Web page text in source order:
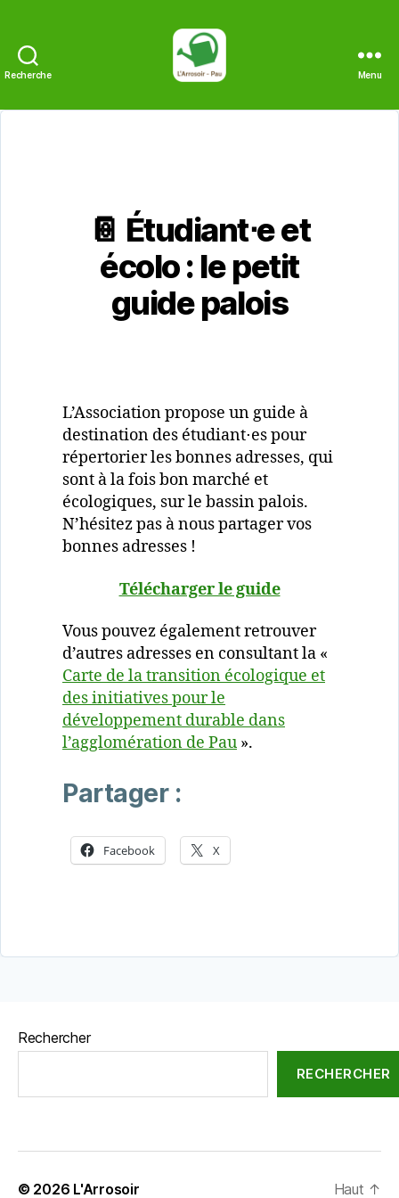
Recherche Menu
📔 Étudiant⋅e et
écolo : le petit
guide palois
L’Association propose un guide à
destination des étudiant⋅es pour
répertorier les bonnes adresses, qui
sont à la fois bon marché et
écologiques, sur le bassin palois.
N’hésitez pas à nous partager vos
bonnes adresses !
Télécharger le guide
Vous pouvez également retrouver
d’autres adresses en consultant la «
Carte de la transition écologique et
des initiatives pour le
développement durable dans
l’agglomération de Pau ».
Partager :
Facebook X
Rechercher
RECHERCHER
© 2026 L'Arrosoir Haut ↑